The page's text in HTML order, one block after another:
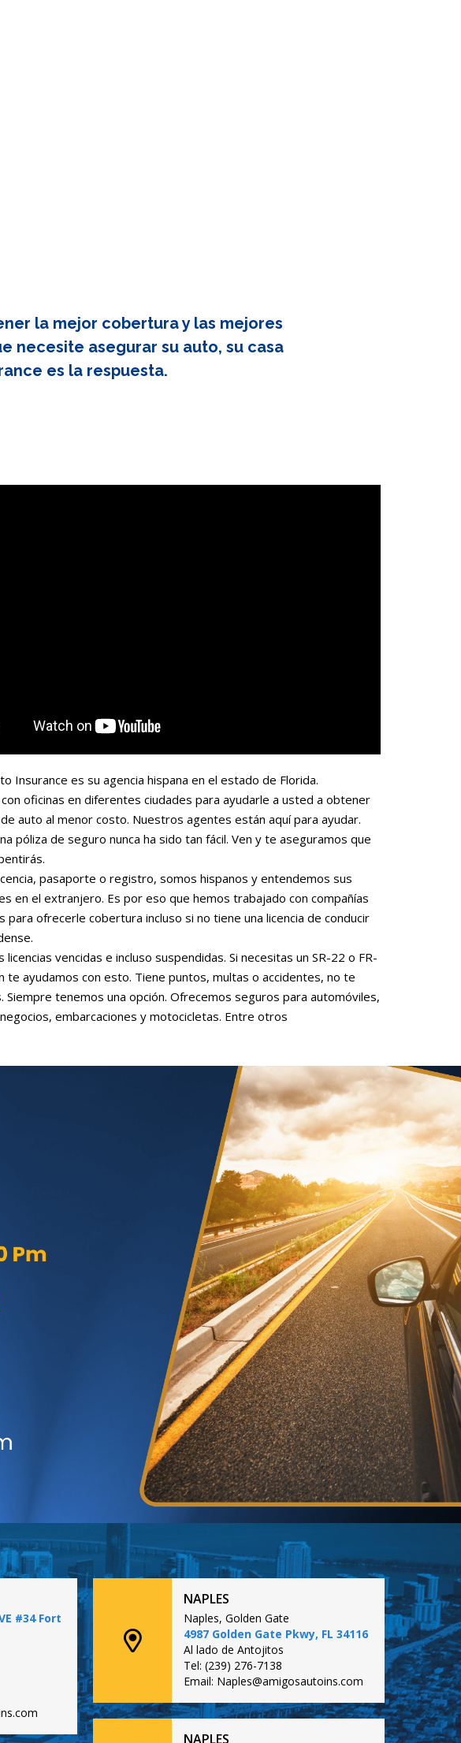
la mejor cobertura y las mejores
necesite asegurar su auto, su casa
es la respuesta.
Insurance es su agencia hispana en el estado de Florida.
oficinas en diferentes ciudades para ayudarle a usted a obtener
auto al menor costo. Nuestros agentes están aquí para ayudar.
póliza de seguro nunca ha sido tan fácil. Ven y te aseguramos que
pasaporte o registro, somos hispanos y entendemos sus
en el extranjero. Es por eso que hemos trabajado con compañías
para ofrecerle cobertura incluso si no tiene una licencia de conducir
licencias vencidas e incluso suspendidas. Si necesitas un SR-22 o FR-
te ayudamos con esto. Tiene puntos, multas o accidentes, no te
Siempre tenemos una opción. Ofrecemos seguros para automóviles,
embarcaciones y motocicletas. Entre otros
#34 Fort
NAPLES
Naples, Golden Gate
4987 Golden Gate Pkwy, FL 34116
Al lado de Antojitos
Tel: (239) 276-7138
Email: Naples@amigosautoins.com
NAPLES